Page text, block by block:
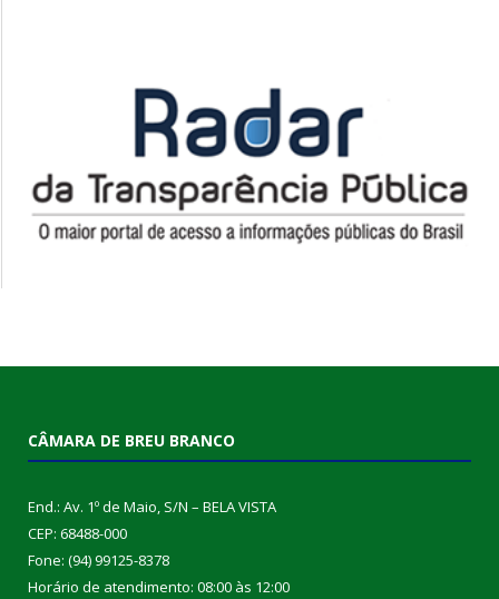
CÂMARA DE BREU BRANCO
End.: Av. 1º de Maio, S/N – BELA VISTA
CEP: 68488-000
Fone: (94) 99125-8378
Horário de atendimento: 08:00 às 12:00